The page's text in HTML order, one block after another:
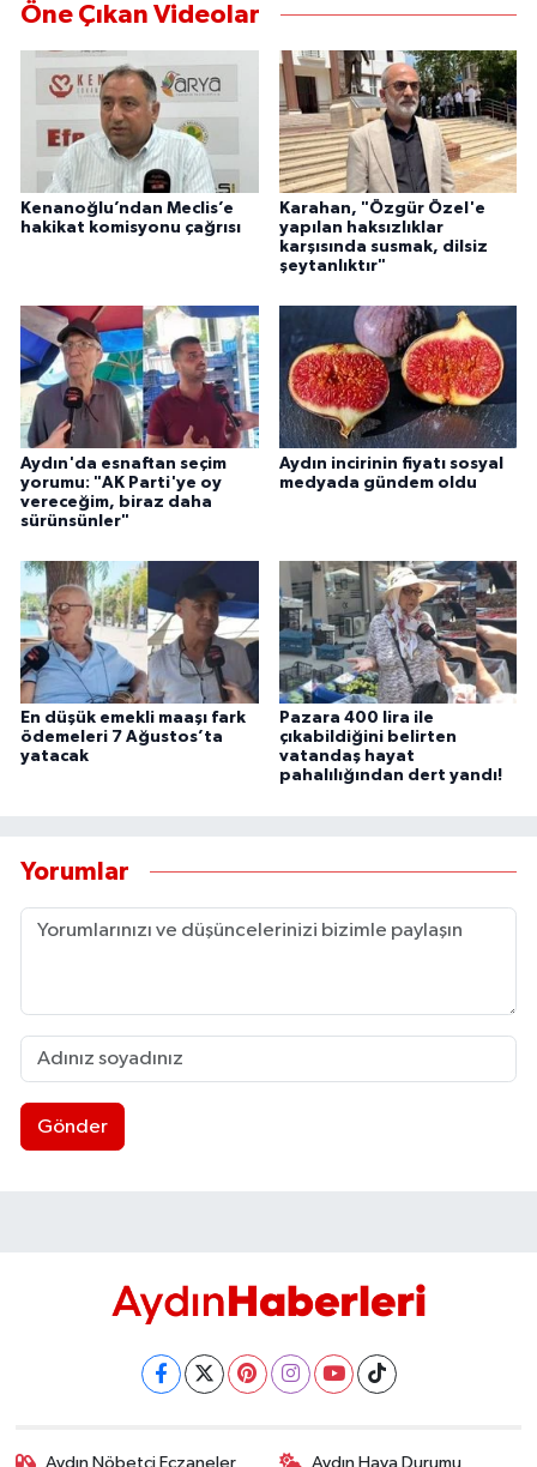
Öne Çıkan Videolar
Kenanoğlu’ndan Meclis’e
hakikat komisyonu çağrısı
Karahan, "Özgür Özel'e
yapılan haksızlıklar
karşısında susmak, dilsiz
şeytanlıktır"
Aydın'da esnaftan seçim
yorumu: "AK Parti'ye oy
vereceğim, biraz daha
sürünsünler"
Aydın incirinin fiyatı sosyal
medyada gündem oldu
En düşük emekli maaşı fark
ödemeleri 7 Ağustos’ta
yatacak
Pazara 400 lira ile
çıkabildiğini belirten
vatandaş hayat
pahalılığından dert yandı!
Yorumlar
Gönder
Aydın Nöbetçi Eczaneler Aydın Hava Durumu
ŞİRKET HABERLERİ
SİYASET
SPOR
YAŞAM
YEREL
AFYON
AFYONKARAHİSAR
AYDIN
DENİZLİ
İZMİR
KÜTAHYA
YURT